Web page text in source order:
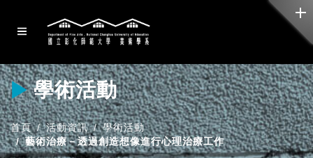
學術活動
首頁 活動資訊
學術活動
藝術治療－透過創造想像進行心理治療工作